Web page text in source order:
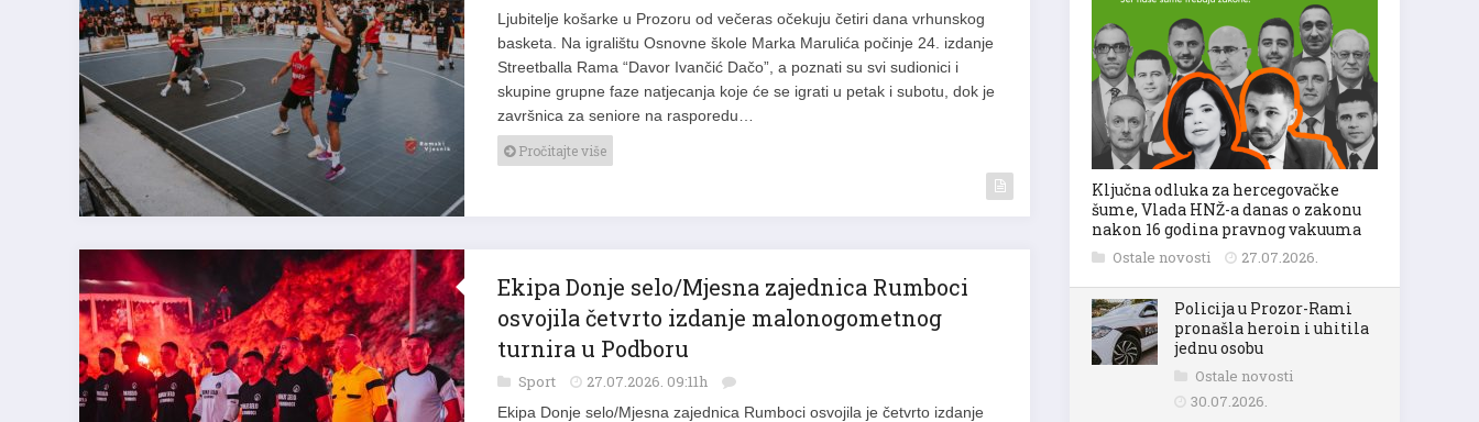
Ljubitelje košarke u Prozoru od večeras očekuju četiri dana vrhunskog
basketa. Na igralištu Osnovne škole Marka Marulića počinje 24. izdanje
Streetballa Rama “Davor Ivančić Dačo”, a poznati su svi sudionici i
skupine grupne faze natjecanja koje će se igrati u petak i subotu, dok je
završnica za seniore na rasporedu…
Pročitajte više
Ekipa Donje selo/Mjesna zajednica Rumboci
osvojila četvrto izdanje malonogometnog
turnira u Podboru
Sport 27.07.2026. 09:11h
Ekipa Donje selo/Mjesna zajednica Rumboci osvojila je četvrto izdanje
Ključna odluka za hercegovačke
šume, Vlada HNŽ-a danas o zakonu
nakon 16 godina pravnog vakuuma
Ostale novosti 27.07.2026.
Policija u Prozor-Rami
pronašla heroin i uhitila
jednu osobu
Ostale novosti
30.07.2026.